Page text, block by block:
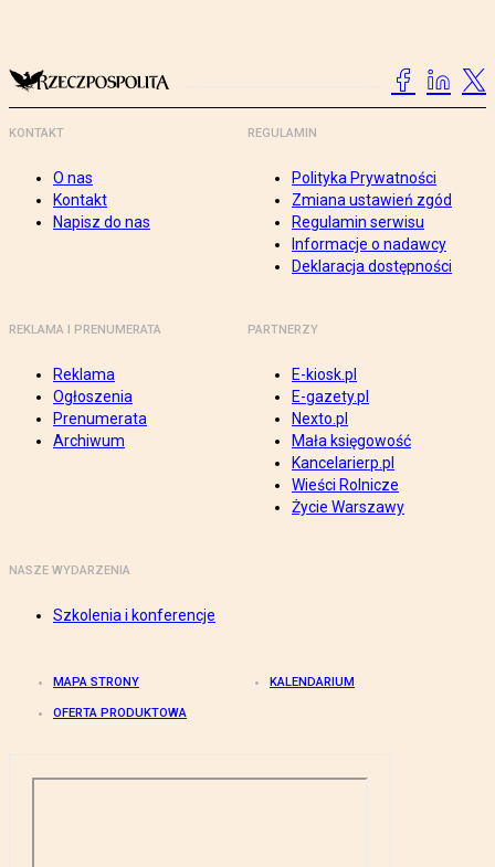
KONTAKT
O nas
Kontakt
Napisz do nas
REGULAMIN
Polityka Prywatności
Zmiana ustawień zgód
Regulamin serwisu
Informacje o nadawcy
Deklaracja dostępności
REKLAMA I PRENUMERATA
Reklama
Ogłoszenia
Prenumerata
Archiwum
PARTNERZY
E-kiosk.pl
E-gazety.pl
Nexto.pl
Mała księgowość
Kancelarierp.pl
Wieści Rolnicze
Życie Warszawy
NASZE WYDARZENIA
Szkolenia i konferencje
MAPA STRONY KALENDARIUM
OFERTA PRODUKTOWA